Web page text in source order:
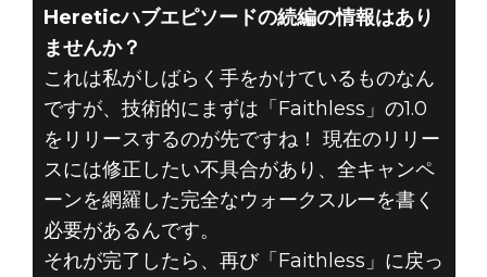
Hereticハブエピソードの続編の情報はあり
ませんか？
これは私がしばらく手をかけているものなん
ですが、技術的にまずは「Faithless」の1.0
をリリースするのが先ですね！ 現在のリリー
スには修正したい不具合があり、全キャンペ
ーンを網羅した完全なウォークスルーを書く
必要があるんです。
それが完了したら、再び「Faithless」に戻っ